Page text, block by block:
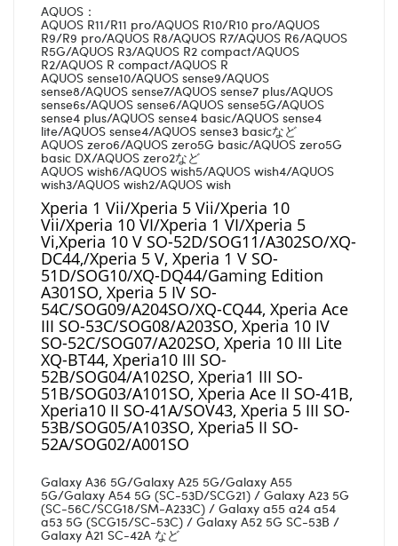
AQUOS：
AQUOS R11/R11 pro/AQUOS R10/R10 pro/AQUOS
R9/R9 pro/AQUOS R8/AQUOS R7/AQUOS R6/AQUOS
R5G/AQUOS R3/AQUOS R2 compact/AQUOS
R2/AQUOS R compact/AQUOS R
AQUOS sense10/AQUOS sense9/AQUOS
sense8/AQUOS sense7/AQUOS sense7 plus/AQUOS
sense6s/AQUOS sense6/AQUOS sense5G/AQUOS
sense4 plus/AQUOS sense4 basic/AQUOS sense4
lite/AQUOS sense4/AQUOS sense3 basicなど
AQUOS zero6/AQUOS zero5G basic/AQUOS zero5G
basic DX/AQUOS zero2など
AQUOS wish6/AQUOS wish5/AQUOS wish4/AQUOS
wish3/AQUOS wish2/AQUOS wish
Xperia 1 Vii/Xperia 5 Vii/Xperia 10
Vii/Xperia 10 VI/Xperia 1 VI/Xperia 5
Vi,Xperia 10 V SO-52D/SOG11/A302SO/XQ-
DC44,/Xperia 5 V, Xperia 1 V SO-
51D/SOG10/XQ-DQ44/Gaming Edition
A301SO, Xperia 5 IV SO-
54C/SOG09/A204SO/XQ-CQ44, Xperia Ace
III SO-53C/SOG08/A203SO, Xperia 10 IV
SO-52C/SOG07/A202SO, Xperia 10 III Lite
XQ-BT44, Xperia10 III SO-
52B/SOG04/A102SO, Xperia1 III SO-
51B/SOG03/A101SO, Xperia Ace II SO-41B,
Xperia10 II SO-41A/SOV43, Xperia 5 III SO-
53B/SOG05/A103SO, Xperia5 II SO-
52A/SOG02/A001SO
Galaxy A36 5G/Galaxy A25 5G/Galaxy A55
5G/Galaxy A54 5G (SC-53D/SCG21) / Galaxy A23 5G
(SC-56C/SCG18/SM-A233C) / Galaxy a55 a24 a54
a53 5G (SCG15/SC-53C) / Galaxy A52 5G SC-53B /
Galaxy A21 SC-42A など